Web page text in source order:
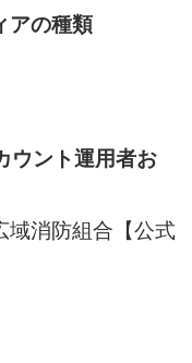
アの種類
ウント運用者お
域消防組合【公式